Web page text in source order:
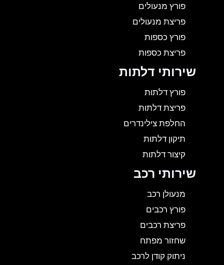
פורץ מנעולים
פריצת מנעולים
פורץ כספות
פריצת כספות
שירותי דלתות
פורץ דלתות
פריצת דלתות
החלפת צילינדרים
תיקון דלתות
קיצור דלתות
שירותי רכב
מנעולן רכב
פורץ רכבים
פריצת רכבים
שחזור מפתח
ניתוק קודן לרכב